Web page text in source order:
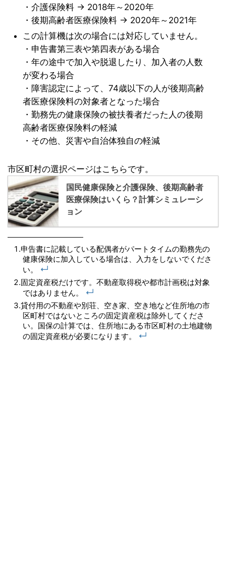
・介護保険料 → 2018年～2020年
・後期高齢者医療保険料 → 2020年～2021年
この計算機は次の場合には対応していません。
・申告書第三表や第四表がある場合
・年の途中で加入や脱退したり、加入者の人数
が変わる場合
・障害認定によって、74歳以下の人が後期高齢
者医療保険料の対象者となった場合
・勤務先の健康保険の被扶養者だった人の後期
高齢者医療保険料の軽減
・その他、災害や自治体独自の軽減
市区町村の選択ページはこちらです。
国民健康保険と介護保険、後期高齢者
医療保険はいくら？計算シミュレーシ
ョン
申告書に記載している配偶者がパートタイムの勤務先の
健康保険に加入している場合は、入力をしないでくださ
い。
↵
固定資産税だけです。不動産取得税や都市計画税は対象
ではありません。
↵
貸付用の不動産や別荘、空き家、空き地など住所地の市
区町村ではないところの固定資産税は除外してくださ
い。国保の計算では、住所地にある市区町村の土地建物
の固定資産税が必要になります。
↵